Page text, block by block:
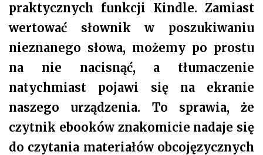
praktycznych funkcji Kindle. Zamiast
wertować słownik w poszukiwaniu
nieznanego słowa, możemy po prostu
na nie nacisnąć, a tłumaczenie
natychmiast pojawi się na ekranie
naszego urządzenia. To sprawia, że
czytnik ebooków znakomicie nadaje się
do czytania materiałów obcojęzycznych